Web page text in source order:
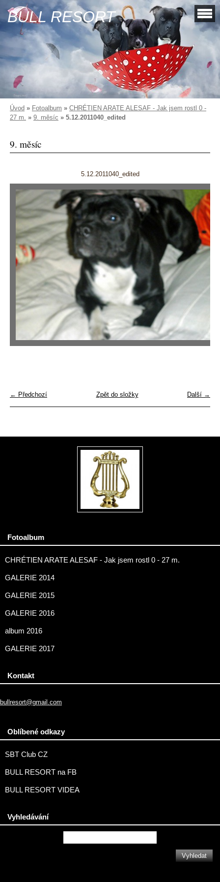
BULL RESORT
Úvod » Fotoalbum » CHRÉTIEN ARATE ALESAF - Jak jsem rostl 0 -
27 m. » 9. měsíc » 5.12.2011040_edited
9. měsíc
5.12.2011040_edited
← Předchozí Další →
Zpět do složky
Fotoalbum
CHRÉTIEN ARATE ALESAF - Jak jsem rostl 0 - 27 m.
GALERIE 2014
GALERIE 2015
GALERIE 2016
album 2016
GALERIE 2017
Kontakt
bullresort@gmail.com
Oblíbené odkazy
SBT Club CZ
BULL RESORT na FB
BULL RESORT VIDEA
Vyhledávání